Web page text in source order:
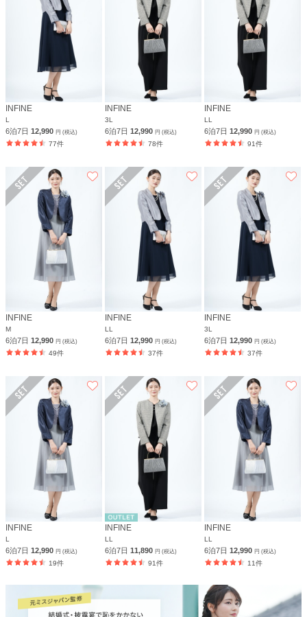
INFINE
L
6泊7日 12,990 円 (税込)
77件
INFINE
3L
6泊7日12,990円 (税込)
78件
INFINE
LL
6泊7日12,990円 (税込)
91件
INFINE
M
6泊7日 12,990 円 (税込)
49件
INFINE
LL
6泊7日12,990円 (税込)
37件
INFINE
3L
6泊7日12,990円 (税込)
37件
INFINE
L
6泊7日 12,990 円 (税込)
19件
INFINE
LL
6泊7日11,890円 (税込)
91件
INFINE
LL
6泊7日12,990円 (税込)
11件